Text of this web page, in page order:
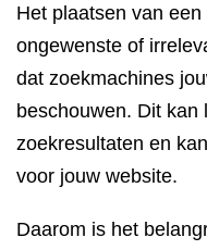
Het plaatsen van
ongewenste of
dat zoekmachines
beschouwen. Dit
zoekresultaten en
voor jouw website.
Daarom is het